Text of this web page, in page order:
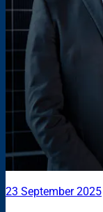
23 September 2025